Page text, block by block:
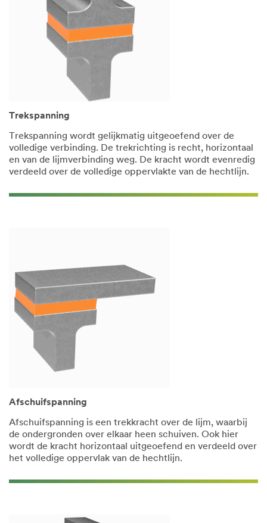
Trekspanning
Trekspanning wordt gelijkmatig uitgeoefend over de
volledige verbinding. De trekrichting is recht, horizontaal
en van de lijmverbinding weg. De kracht wordt evenredig
verdeeld over de volledige oppervlakte van de hechtlijn.
Afschuifspanning
Afschuifspanning is een trekkracht over de lijm, waarbij
de ondergronden over elkaar heen schuiven. Ook hier
wordt de kracht horizontaal uitgeoefend en verdeeld over
het volledige oppervlak van de hechtlijn.